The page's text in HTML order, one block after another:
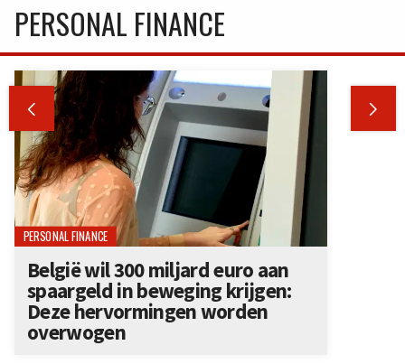
PERSONAL FINANCE
 
PERSONAL FINANCE
België wil 300 miljard euro aan
spaargeld in beweging krijgen:
Deze hervormingen worden
overwogen